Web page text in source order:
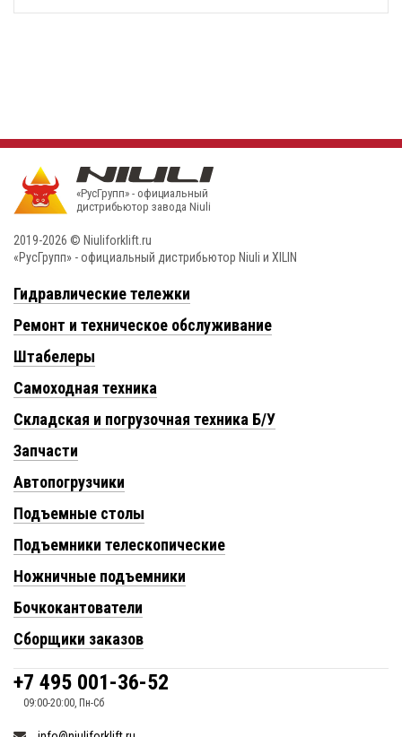
«РусГрупп» - официальный
диcтрибьютор завода Niuli
2019-2026 © Niuliforklift.ru
«РусГрупп» - официальный диcтрибьютор Niuli и XILIN
Гидравлические тележки
Ремонт и техническое обслуживание
Штабелеры
Самоходная техника
Складская и погрузочная техника Б/У
Запчасти
Автопогрузчики
Подъемные столы
Подъемники телескопические
Ножничные подъемники
Бочкокантователи
Сборщики заказов
+7 495 001-36-52
09:00-20:00, Пн-Сб